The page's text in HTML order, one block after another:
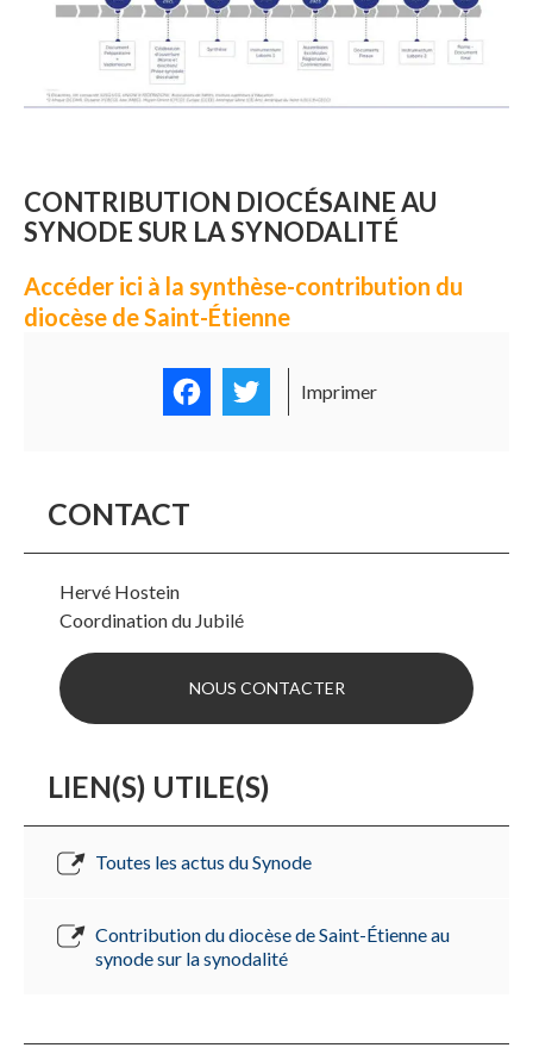
CONTRIBUTION DIOCÉSAINE AU
SYNODE SUR LA SYNODALITÉ
Accéder ici à la synthèse-contribution du
diocèse de Saint-Étienne
FacebookTwitter
Imprimer
CONTACT
Hervé Hostein
Coordination du Jubilé
NOUS CONTACTER
LIEN(S) UTILE(S)
Toutes les actus du Synode
Contribution du diocèse de Saint-Étienne au
synode sur la synodalité